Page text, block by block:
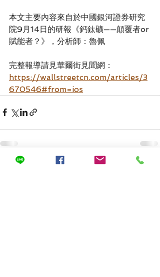
本文主要內容來自於中國銀河證券研究
院9月14日的研報《鈣鈦礦——顛覆者or
賦能者？》，分析師：魯佩
完整報導請見華爾街見聞網：
https://wallstreetcn.com/articles/3
670546#from=ios